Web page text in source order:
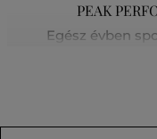
PEAK
Egész évben
magashegyi túrák
kijjebb toljuk